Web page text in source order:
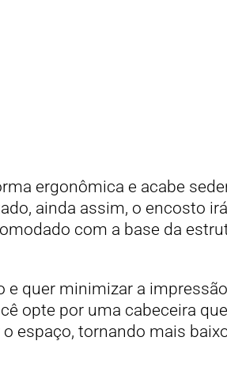
ergonômica e acabe
ainda assim, o encosto irá
com a base da
quer minimizar a
opte por uma cabeceira
espaço, tornando mais